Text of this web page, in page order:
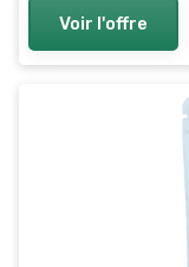
Voir l'offre